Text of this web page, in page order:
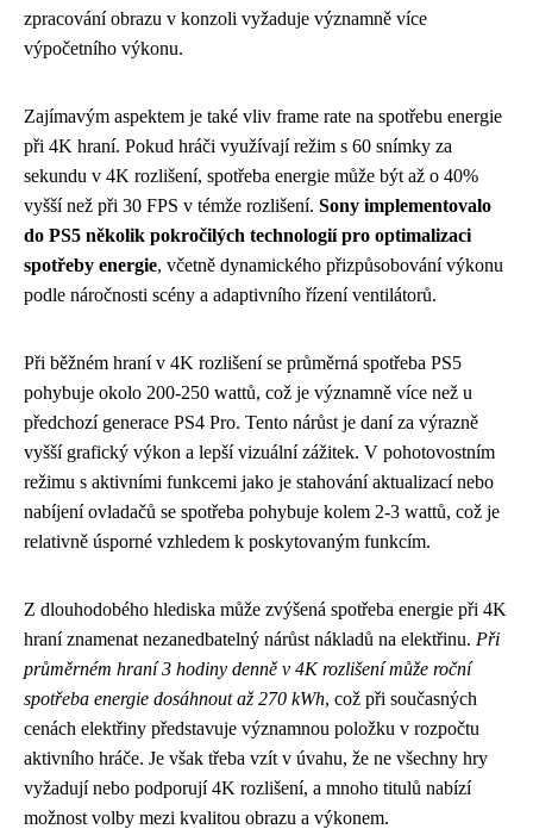
zpracování obrazu v konzoli vyžaduje významně více
výpočetního výkonu.
Zajímavým aspektem je také vliv frame rate na spotřebu energie
při 4K hraní. Pokud hráči využívají režim s 60 snímky za
sekundu v 4K rozlišení, spotřeba energie může být až o 40%
vyšší než při 30 FPS v témže rozlišení. Sony implementovalo
do PS5 několik pokročilých technologií pro optimalizaci
spotřeby energie, včetně dynamického přizpůsobování výkonu
podle náročnosti scény a adaptivního řízení ventilátorů.
Při běžném hraní v 4K rozlišení se průměrná spotřeba PS5
pohybuje okolo 200-250 wattů, což je významně více než u
předchozí generace PS4 Pro. Tento nárůst je daní za výrazně
vyšší grafický výkon a lepší vizuální zážitek. V pohotovostním
režimu s aktivními funkcemi jako je stahování aktualizací nebo
nabíjení ovladačů se spotřeba pohybuje kolem 2-3 wattů, což je
relativně úsporné vzhledem k poskytovaným funkcím.
Z dlouhodobého hlediska může zvýšená spotřeba energie při 4K
hraní znamenat nezanedbatelný nárůst nákladů na elektřinu. Při
průměrném hraní 3 hodiny denně v 4K rozlišení může roční
spotřeba energie dosáhnout až 270 kWh, což při současných
cenách elektřiny představuje významnou položku v rozpočtu
aktivního hráče. Je však třeba vzít v úvahu, že ne všechny hry
vyžadují nebo podporují 4K rozlišení, a mnoho titulů nabízí
možnost volby mezi kvalitou obrazu a výkonem.